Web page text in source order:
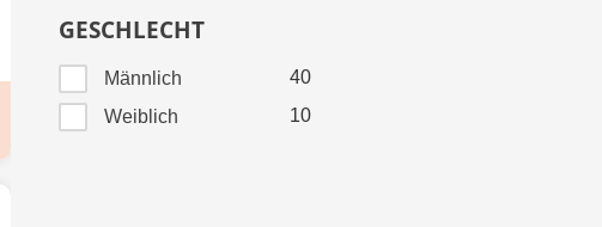
GESCHLECHT
Männlich
40
Weiblich
10